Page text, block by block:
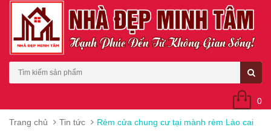
0
Trang chủ Tin tức Rèm cửa chung cư tại mành rèm Lào cai